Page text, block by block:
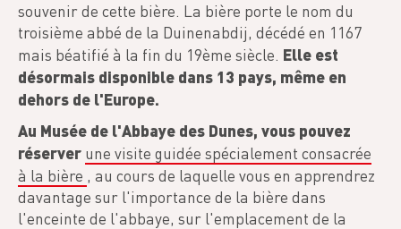
souvenir de cette bière. La bière porte le nom du
troisième abbé de la Duinenabdij, décédé en 1167
mais béatifié à la fin du 19ème siècle. Elle est
désormais disponible dans 13 pays, même en
dehors de l'Europe.
Au Musée de l'Abbaye des Dunes, vous pouvez
réserver une visite guidée spécialement consacrée
à la bière , au cours de laquelle vous en apprendrez
davantage sur l'importance de la bière dans
l'enceinte de l'abbaye, sur l'emplacement de la